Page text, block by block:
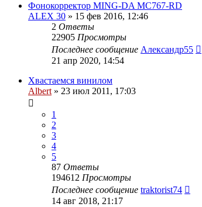
Фонокорректор MING-DA MC767-RD
ALEX 30 » 15 фев 2016, 12:46
2 Ответы
22905 Просмотры
Последнее сообщение Александр55
21 апр 2020, 14:54
Хвастаемся винилом
Albert » 23 июл 2011, 17:03
1
2
3
4
5
87 Ответы
194612 Просмотры
Последнее сообщение traktorist74
14 авг 2018, 21:17